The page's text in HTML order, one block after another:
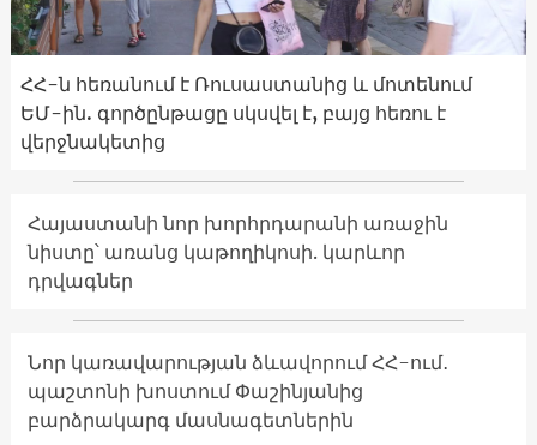
ՀՀ-ն հեռանում է Ռուսաստանից և մոտենում
ԵՄ-ին. գործընթացը սկսվել է, բայց հեռու է
վերջնակետից
Հայաստանի նոր խորհրդարանի առաջին
նիստը՝ առանց կաթողիկոսի. կարևոր
դրվագներ
Նոր կառավարության ձևավորում ՀՀ-ում․
պաշտոնի խոստում Փաշինյանից
բարձրակարգ մասնագետներին